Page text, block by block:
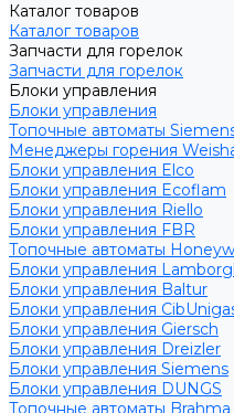
Каталог товаров
Каталог товаров
Запчасти для горелок
Запчасти для горелок
Блоки управления
Блоки управления
Топочные автоматы
Менеджеры горения
Блоки управления Elco
Блоки управления Ecoflam
Блоки управления Riello
Блоки управления FBR
Топочные автоматы
Блоки управления
Блоки управления Baltur
Блоки управления
Блоки управления Giersch
Блоки управления Dreizler
Блоки управления Siemens
Блоки управления DUNGS
Топочные автоматы Brahma